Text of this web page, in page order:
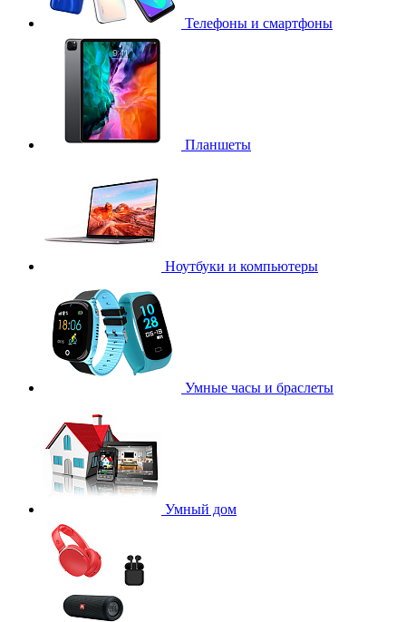
Телефоны и смартфоны
Планшеты
Ноутбуки и компьютеры
Умные часы и браслеты
Умный дом